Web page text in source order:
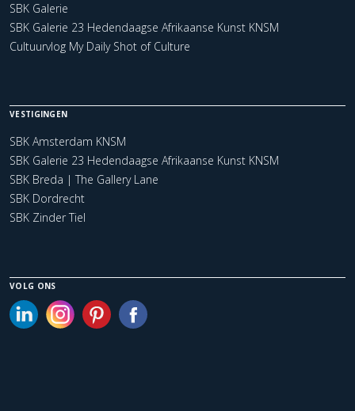
SBK Galerie
SBK Galerie 23 Hedendaagse Afrikaanse Kunst KNSM
Cultuurvlog My Daily Shot of Culture
VESTIGINGEN
SBK Amsterdam KNSM
SBK Galerie 23 Hedendaagse Afrikaanse Kunst KNSM
SBK Breda | The Gallery Lane
SBK Dordrecht
SBK Zinder Tiel
VOLG ONS